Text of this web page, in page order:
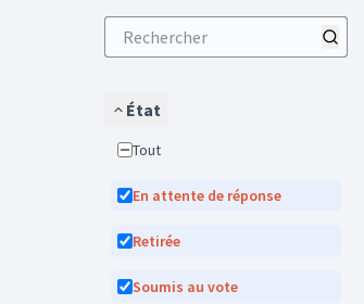
État
Tout
En attente de réponse
Retirée
Soumis au vote